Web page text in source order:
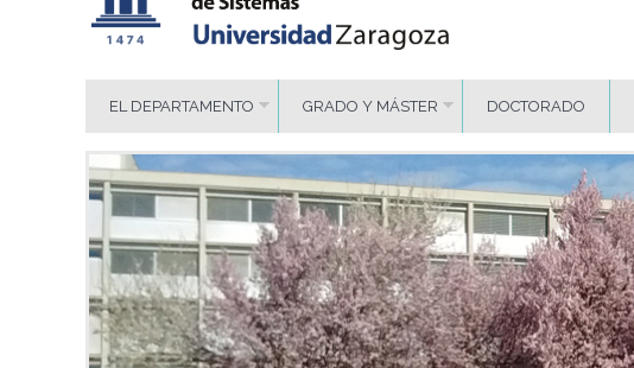
EL DEPARTAMENTO GRADO Y MÁSTER DOCTORADO